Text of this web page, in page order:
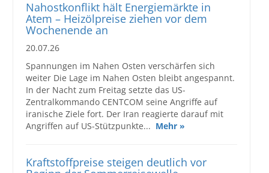
Nahostkonflikt hält Energiemärkte in
Atem – Heizölpreise ziehen vor dem
Wochenende an
20.07.26
Spannungen im Nahen Osten verschärfen sich
weiter Die Lage im Nahen Osten bleibt angespannt.
In der Nacht zum Freitag setzte das US-
Zentralkommando CENTCOM seine Angriffe auf
iranische Ziele fort. Der Iran reagierte darauf mit
Angriffen auf US-Stützpunkte... Mehr »
Kraftstoffpreise steigen deutlich vor